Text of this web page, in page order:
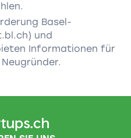
Basel-
und
Informationen für